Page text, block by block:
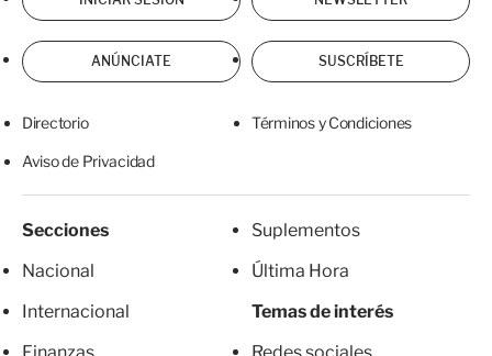
ANÚNCIATE SUSCRÍBETE
Directorio Términos y Condiciones
Aviso de Privacidad
Secciones
Nacional
Internacional
Suplementos
Última Hora
Temas de interés